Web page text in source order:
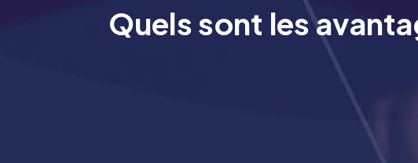
Quels sont les